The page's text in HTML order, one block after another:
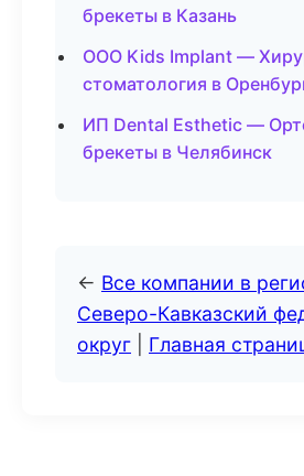
брекеты в Казань
ООО Kids Implant —
стоматология в
ИП Dental Esthetic —
брекеты в Челябинск
← Все компании в
Северо-Кавказский
округ
Главная